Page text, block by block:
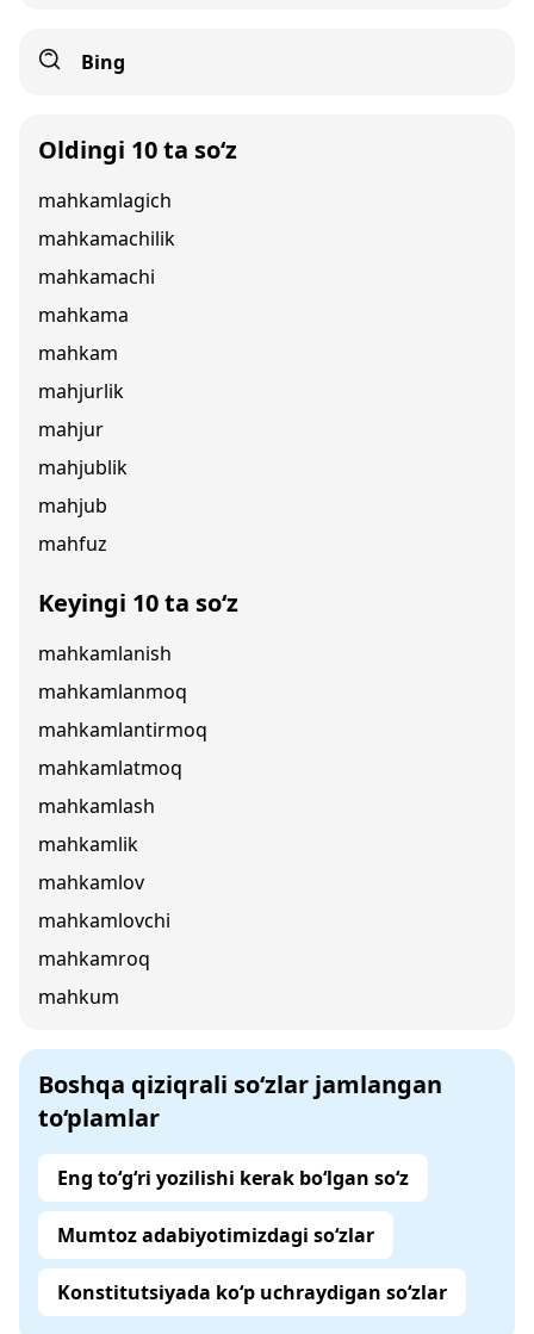
Bing
Oldingi 10 ta so‘z
mahkamlagich
mahkamachilik
mahkamachi
mahkama
mahkam
mahjurlik
mahjur
mahjublik
mahjub
mahfuz
Keyingi 10 ta so‘z
mahkamlanish
mahkamlanmoq
mahkamlantirmoq
mahkamlatmoq
mahkamlash
mahkamlik
mahkamlov
mahkamlovchi
mahkamroq
mahkum
Boshqa qiziqrali so‘zlar jamlangan
to‘plamlar
Eng to‘g‘ri yozilishi kerak bo‘lgan so‘z
Mumtoz adabiyotimizdagi so‘zlar
Konstitutsiyada ko‘p uchraydigan so‘zlar